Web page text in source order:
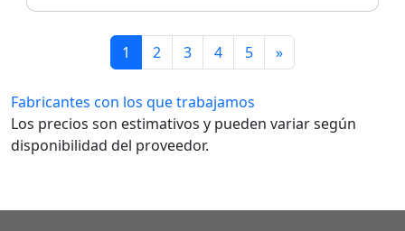
1 2 3 4 5 »
Fabricantes con los que trabajamos
Los precios son estimativos y pueden variar según
disponibilidad del proveedor.